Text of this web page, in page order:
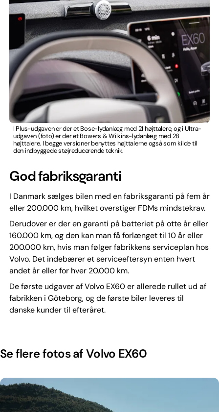
I Plus-udgaven er der et Bose-lydanlæg med 21 højttalere, og i Ultra-
udgaven (foto) er der et Bowers & Wilkins-lydanlæg med 28
højttalere. I begge versioner benyttes højttalerne også som kilde til
den indbyggede støjreducerende teknik.
God fabriksgaranti
I Danmark sælges bilen med en fabriksgaranti på fem år
eller 200.000 km, hvilket overstiger FDMs mindstekrav.
Derudover er der en garanti på batteriet på otte år eller
160.000 km, og den kan man få forlænget til 10 år eller
200.000 km, hvis man følger fabrikkens serviceplan hos
Volvo. Det indebærer et serviceeftersyn enten hvert
andet år eller for hver 20.000 km.
De første udgaver af Volvo EX60 er allerede rullet ud af
fabrikken i Göteborg, og de første biler leveres til
danske kunder til efteråret.
Se flere fotos af Volvo EX60